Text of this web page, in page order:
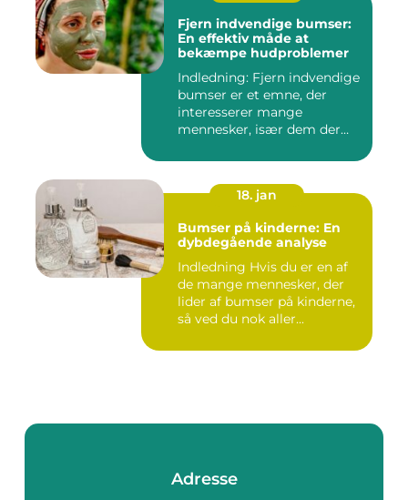
Fjern indvendige bumser:
En effektiv måde at
bekæmpe hudproblemer
Indledning: Fjern indvendige
bumser er et emne, der
interesserer mange
mennesker, især dem der
18. jan
Bumser på kinderne: En
dybdegående analyse
Indledning Hvis du er en af
de mange mennesker, der
lider af bumser på kinderne,
så ved du nok aller...
Adresse